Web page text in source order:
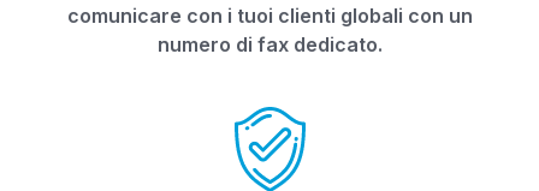
comunicare con i tuoi clienti globali con un
numero di fax dedicato.